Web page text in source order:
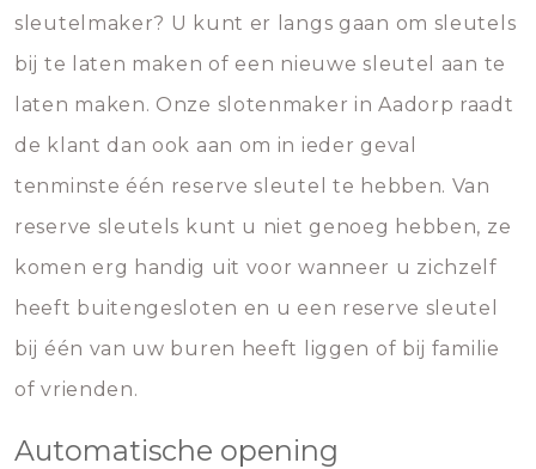
sleutelmaker? U kunt er langs gaan om sleutels
bij te laten maken of een nieuwe sleutel aan te
laten maken. Onze slotenmaker in Aadorp raadt
de klant dan ook aan om in ieder geval
tenminste één reserve sleutel te hebben. Van
reserve sleutels kunt u niet genoeg hebben, ze
komen erg handig uit voor wanneer u zichzelf
heeft buitengesloten en u een reserve sleutel
bij één van uw buren heeft liggen of bij familie
of vrienden.
Automatische opening